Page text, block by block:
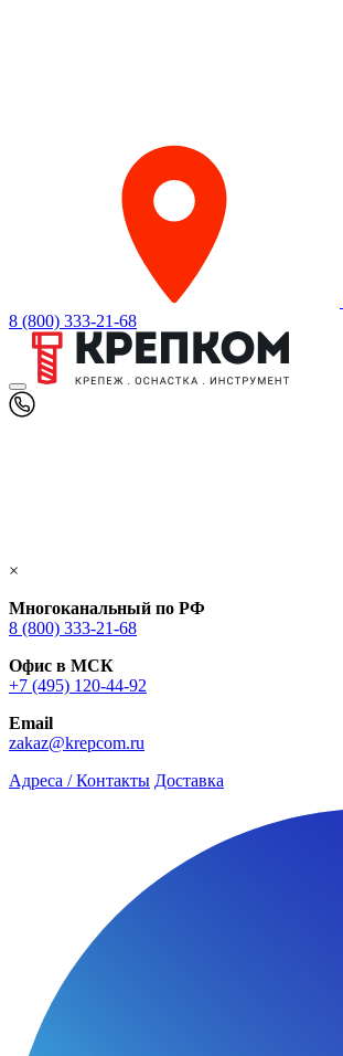
8 (800) 333-21-68
×
Многоканальный по РФ
8 (800) 333‑21-68
Офис в МСК
+7 (495) 120-44-92
Email
zakaz@krepcom.ru
Адреса / Контакты Доставка